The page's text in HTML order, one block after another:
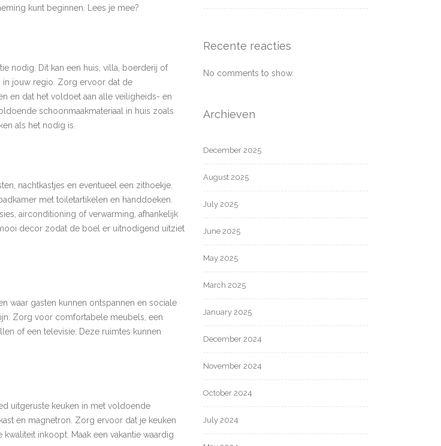
kunt beginnen. Lees je mee?
nodig. Dit kan een huis, villa, boerderij of
in jouw regio. Zorg ervoor dat de
en dat het voldoet aan alle veiligheids- en
schoonmaakmateriaal in huis zoals
als het nodig is.
nachtkastjes en eventueel een zithoekje.
met toiletartikelen en handdoeken.
airconditioning of verwarming, afhankelijk
decor zodat de boel er uitnodigend uitziet
waar gasten kunnen ontspannen en sociale
Zorg voor comfortabele meubels, een
of een televisie. Deze ruimtes kunnen
uitgeruste keuken in met voldoende
en magnetron. Zorg ervoor dat je keuken
inkoopt. Maak een vakantie waardig
Recente reacties
No comments to show.
Archieven
December 2025
August 2025
July 2025
June 2025
May 2025
March 2025
January 2025
December 2024
November 2024
October 2024
July 2024